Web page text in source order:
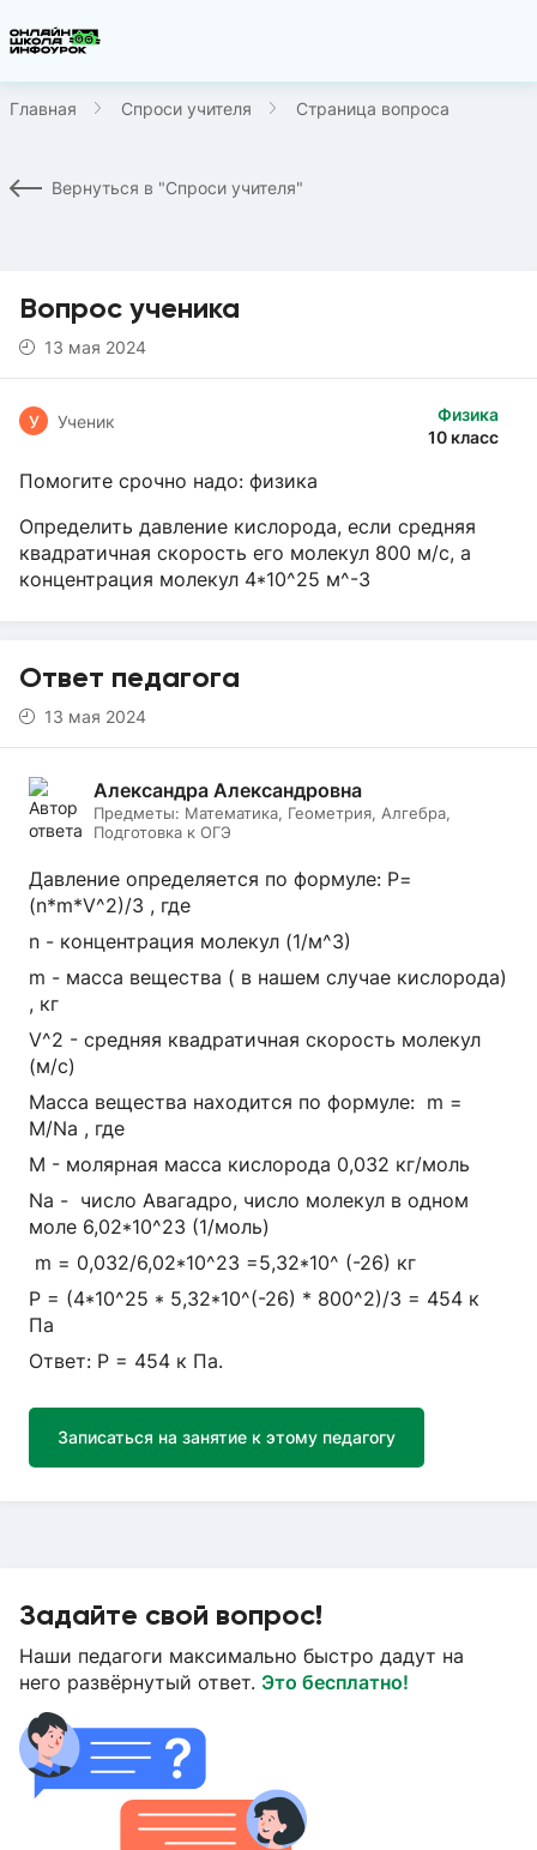
Главная Спроси учителя Страница вопроса
Вернуться в "Спроси учителя"
Вопрос ученика
13 мая 2024
Физика
10 класс
У Ученик
Помогите срочно надо: физика
Определить давление кислорода, если средняя
квадратичная скорость его молекул 800 м/с, а
концентрация молекул 4*10^25 м^-3
Ответ педагога
13 мая 2024
Александра Александровна
Предметы: Математика, Геометрия, Алгебра,
Подготовка к ОГЭ
Давление определяется по формуле: P=
(n*m*V^2)/3 , где
n - концентрация молекул (1/м^3)
m - масса вещества ( в нашем случае кислорода)
, кг
V^2 - средняя квадратичная скорость молекул
(м/с)
Масса вещества находится по формуле: m =
M/Na , где
M - молярная масса кислорода 0,032 кг/моль
Na - число Авагадро, число молекул в одном
моле 6,02*10^23 (1/моль)
m = 0,032/6,02*10^23 =5,32*10^ (-26) кг
P = (4*10^25 * 5,32*10^(-26) * 800^2)/3 = 454 к
Па
Ответ: P = 454 к Па.
Записаться на занятие к этому педагогу
Задайте свой вопрос!
Наши педагоги максимально быстро дадут на
него развёрнутый ответ. Это бесплатно!